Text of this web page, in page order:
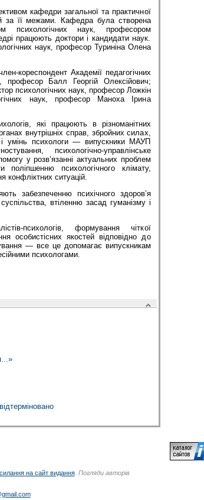
кафедри загальної та практичної
за її межами. Кафедра була створена
психологічних наук, професором
працюють доктори і кандидати наук.
наук, професор Туриніна Олена
кореспондент Академії педагогічних
професор Балл Георгій Олексійович;
психологічних наук, професор Ложкін
наук, професор Маноха Ірина
які працюють в різноманітних
внутрішніх справ, збройних силах,
умінь психологи — випускники МАУП
психологічно-управлінське
у розв’язанні актуальних проблем
психологічного клімату,
конфліктних ситуацій.
забезпеченню психічного здоров’я
втіленню засад гуманізму і
психологів, формування чіткої
особистісних якостей відповідно до
— все це допомагає випускникам
психологами.
на сайт видання. Погляди авторів